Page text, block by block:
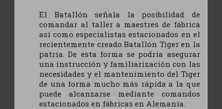
El Batallón señala la posibilidad de
comandar al taller a maestres de fábrica
así como especialistas estacionados en el
recientemente creado Batallón Tiger en la
patria. De esta forma se podría asegurar
una instrucción y familiarización con las
necesidades y el mantenimiento del Tiger
de una forma mucho más rápida a la que
puede alcanzarse mediante comandos
estacionados en fábricas en Alemania.